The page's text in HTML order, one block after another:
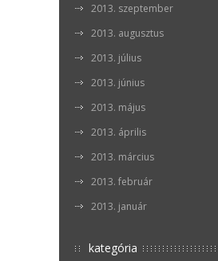
2013. szeptember
2013. augusztus
2013. július
2013. június
2013. május
2013. április
2013. március
2013. február
2013. január
kategória